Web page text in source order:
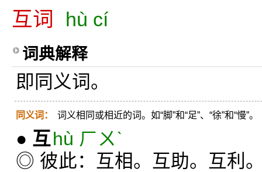
互词 hù cí
词典解释
即同义词。
同义词： 词义相同或相近的词。如“脚”和“足”、“徐”和“慢”。
● 互hù ㄏㄨˋ
◎ 彼此：互相。互助。互利